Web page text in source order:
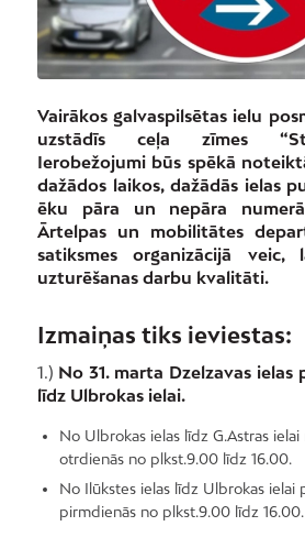
Vairākos galvaspilsētas ielu
uzstādīs ceļa zīmes
Ierobežojumi būs spēkā
dažādos laikos, dažādās ielas
ēku pāra un nepāra
Ārtelpas un mobilitātes
satiksmes organizācijā
uzturēšanas darbu kvalitāti.
Izmaiņas tiks ieviestas:
1.) No 31. marta Dzelzavas ielas
līdz Ulbrokas ielai.
No Ulbrokas ielas līdz G.Astras
otrdienās no plkst.9.00 līdz 16.00.
No Ilūkstes ielas līdz Ulbrokas ielai
pirmdienās no plkst.9.00 līdz 16.00.